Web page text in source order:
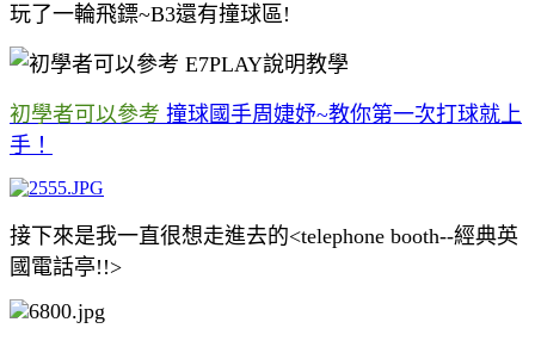
玩了一輪飛鏢~B3還有撞球區!
初學者可以參考 撞球國手周婕妤~教你第一次打球就上
手！
接下來是我一直很想走進去的<telephone booth--經典英
國電話亭!!>